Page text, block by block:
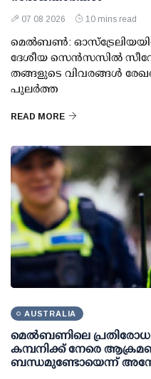
07 08 2026 10 mins read
മെൽബൺ: ഓസ്ട്രേലിയയിൽ
ദേശീയ സെൻസസിൽ
തങ്ങളുടെ വിവരങ്ങൾ
പുലർത്ത
READ MORE
AUSTRALIA
മെല്‍ബണിലെ
കമ്പനിക്ക് നേരെ
ബന്ധമുണ്ടോയെന്ന്